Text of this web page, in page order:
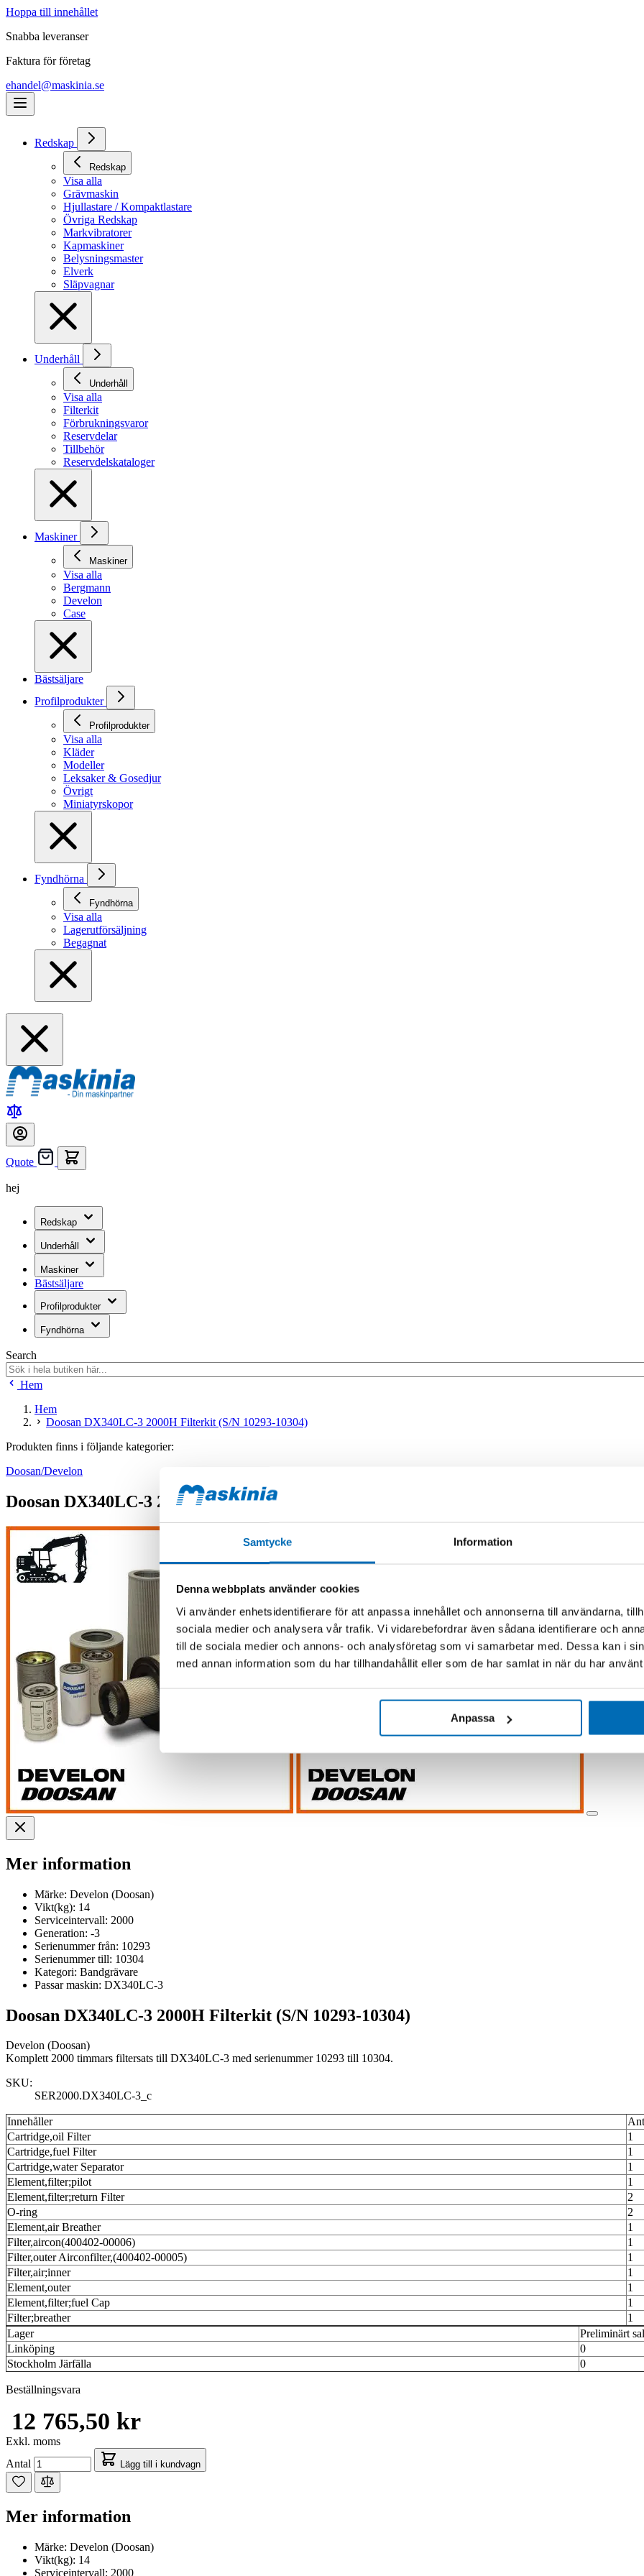
Samtycke Information
Denna webbplats använder cookies
Vi använder enhetsidentifierare för att anpassa innehållet och annonserna till användarna,
sociala medier och analysera vår trafik. Vi vidarebefordrar även sådana identifierare och
till de sociala medier och annons- och analysföretag som vi samarbetar med. Dessa kan i
med annan information som du har tillhandahållit eller som de har samlat in när du har
Anpassa
Hoppa till innehållet
Snabba leveranser
Faktura för företag
ehandel@maskinia.se
Redskap
Redskap
Visa alla
Grävmaskin
Hjullastare / Kompaktlastare
Övriga Redskap
Markvibratorer
Kapmaskiner
Belysningsmaster
Elverk
Släpvagnar
Underhåll
Underhåll
Visa alla
Filterkit
Förbrukningsvaror
Reservdelar
Tillbehör
Reservdelskataloger
Maskiner
Maskiner
Visa alla
Bergmann
Develon
Case
Bästsäljare
Profilprodukter
Profilprodukter
Visa alla
Kläder
Modeller
Leksaker & Gosedjur
Övrigt
Miniatyrskopor
Fyndhörna
Fyndhörna
Visa alla
Lagerutförsäljning
Begagnat
Quote
hej
Redskap
Underhåll
Maskiner
Bästsäljare
Profilprodukter
Fyndhörna
Search
Hem
Hem
Doosan DX340LC-3 2000H Filterkit (S/N 10293-10304)
Produkten finns i följande kategorier:
Doosan/Develon
Doosan DX340LC-3 2000H Filterkit (S/N 10293-10304)
Mer information
Märke: Develon (Doosan)
Vikt(kg): 14
Serviceintervall: 2000
Generation: -3
Serienummer från: 10293
Serienummer till: 10304
Kategori: Bandgrävare
Passar maskin: DX340LC-3
Doosan DX340LC-3 2000H Filterkit (S/N 10293-10304)
Develon (Doosan)
Komplett 2000 timmars filtersats till DX340LC-3 med serienummer 10293 till 10304.
SKU:
SER2000.DX340LC-3_c
Innehåller
Cartridge,oil Filter
1
Cartridge,fuel Filter
1
Cartridge,water Separator
1
Element,filter;pilot
1
Element,filter;return Filter
2
O-ring
2
Element,air Breather
1
Filter,aircon(400402-00006)
1
Filter,outer Airconfilter,(400402-00005)
1
Filter,air;inner
1
Element,outer
1
Element,filter;fuel Cap
1
Filter;breather
1
Lager
Preliminärt
Linköping
0
Stockholm Järfälla
0
Beställningsvara
12 765,50 kr
Exkl. moms
Antal
Lägg till i kundvagn
Mer information
Märke: Develon (Doosan)
Vikt(kg): 14
Serviceintervall: 2000